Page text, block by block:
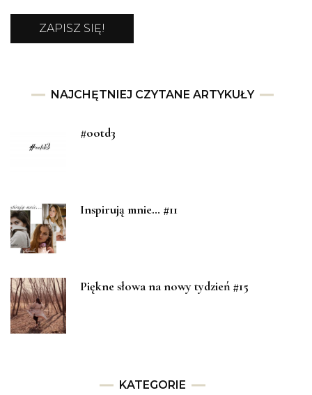
NAJCHĘTNIEJ CZYTANE ARTYKUŁY
#ootd3
Inspirują mnie… #11
Piękne słowa na nowy tydzień #15
KATEGORIE